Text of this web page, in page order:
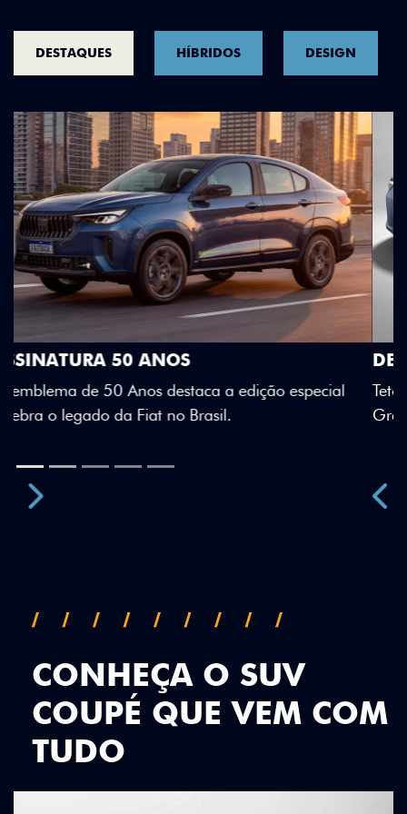
DESTAQUES HÍBRIDOS DESIGN
DESIGN QUE SE DESTACA
Teto bicolor, adesivos estilizados e detalhes em Citrus
Green criam uma identidade visual única.
Previous
CONHEÇA O SUV
COUPÉ QUE VEM COM
TUDO